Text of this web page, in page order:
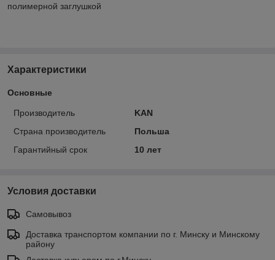
полимерной заглушкой
Характеристики
Основные
Производитель
KAN
Страна производитель
Польша
Гарантийный срок
10 лет
Условия доставки
Самовывоз
Доставка транспортом компании по г. Минску и Минскому
району